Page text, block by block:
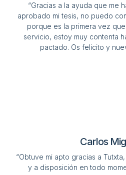
“Gracias a la ayuda que me
aprobado mi tesis, no puedo
porque es la primera vez
servicio, estoy muy contenta
pactado. Os felicito y
Carlos
“Obtuve mi apto gracias a
y a disposición en todo